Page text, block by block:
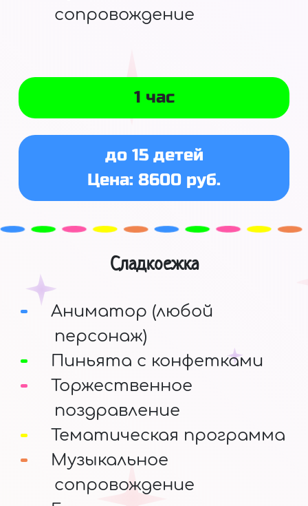
сопровождение
1 час
до 15 детей
Цена: 8600 руб.
Сладкоежка
Аниматор (любой
персонаж)
Пиньята с конфетками
Торжественное
поздравление
Тематическая программа
Музыкальное
сопровождение